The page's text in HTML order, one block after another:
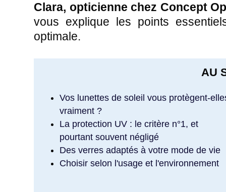
Clara, opticienne chez Concept
vous explique les points
optimale.
AU
Vos lunettes de soleil vous protègent-
vraiment ?
La protection UV : le critère n°1, et
pourtant souvent négligé
Des verres adaptés à votre mode de vie
Choisir selon l'usage et l'environnement